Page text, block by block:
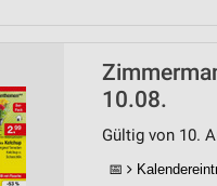
10.08.
Gültig von 10.
📅
von Inhalten
Informationen identifizieren